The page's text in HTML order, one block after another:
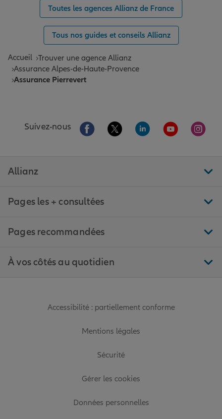
Toutes les agences Allianz de France
Tous nos guides et conseils Allianz
Accueil Trouver une agence Allianz
Assurance Alpes-de-Haute-Provence
Assurance Pierrevert
Suivez-nous Aller sur la page Facebook de Allianz
Aller sur la page Twitter de
Aller sur la page
Aller sur la
Aller
Allianz
Pages les + consultées
Pages recommandées
À vos côtés au quotidien
Accessibilité : partiellement conforme
Mentions légales
Sécurité
Gérer les cookies
Données personnelles